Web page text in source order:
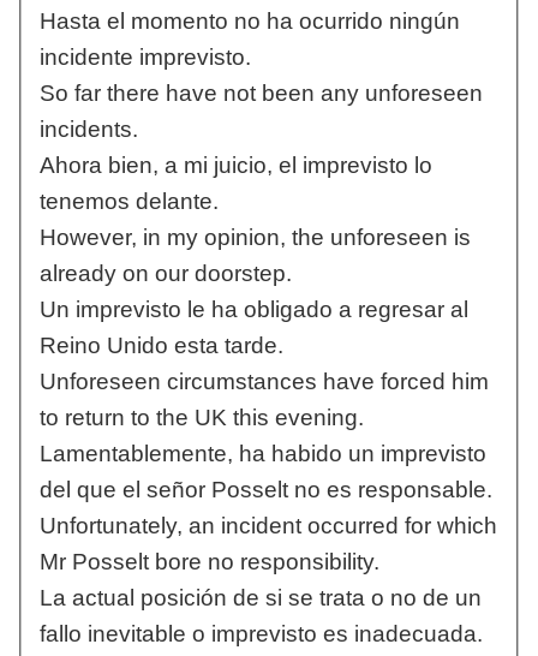
Hasta el momento no ha ocurrido ningún
incidente imprevisto.
So far there have not been any unforeseen
incidents.
Ahora bien, a mi juicio, el imprevisto lo
tenemos delante.
However, in my opinion, the unforeseen is
already on our doorstep.
Un imprevisto le ha obligado a regresar al
Reino Unido esta tarde.
Unforeseen circumstances have forced him
to return to the UK this evening.
Lamentablemente, ha habido un imprevisto
del que el señor Posselt no es responsable.
Unfortunately, an incident occurred for which
Mr Posselt bore no responsibility.
La actual posición de si se trata o no de un
fallo inevitable o imprevisto es inadecuada.